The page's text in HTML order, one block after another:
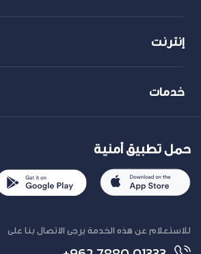
إنترنت
خدمات
حمل تطبيق أمنية
للاستعلام عن هذه الخدمة يرجى الاتصال بنا على